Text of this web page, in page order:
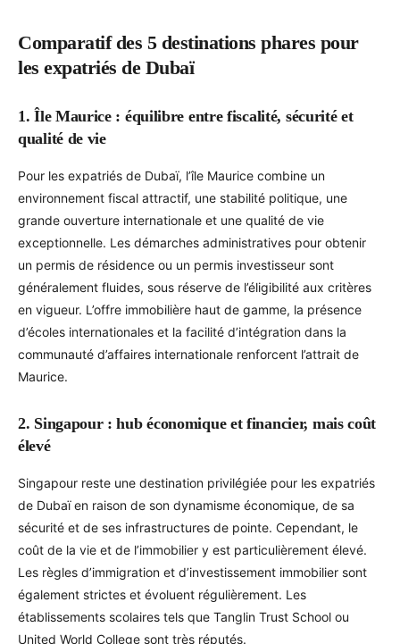
Comparatif des 5 destinations phares pour
les expatriés de Dubaï
1. Île Maurice : équilibre entre fiscalité, sécurité et
qualité de vie
Pour les expatriés de Dubaï, l’île Maurice combine un
environnement fiscal attractif, une stabilité politique, une
grande ouverture internationale et une qualité de vie
exceptionnelle. Les démarches administratives pour obtenir
un permis de résidence ou un permis investisseur sont
généralement fluides, sous réserve de l’éligibilité aux critères
en vigueur. L’offre immobilière haut de gamme, la présence
d’écoles internationales et la facilité d’intégration dans la
communauté d’affaires internationale renforcent l’attrait de
Maurice.
2. Singapour : hub économique et financier, mais coût
élevé
Singapour reste une destination privilégiée pour les expatriés
de Dubaï en raison de son dynamisme économique, de sa
sécurité et de ses infrastructures de pointe. Cependant, le
coût de la vie et de l’immobilier y est particulièrement élevé.
Les règles d’immigration et d’investissement immobilier sont
également strictes et évoluent régulièrement. Les
établissements scolaires tels que Tanglin Trust School ou
United World College sont très réputés.